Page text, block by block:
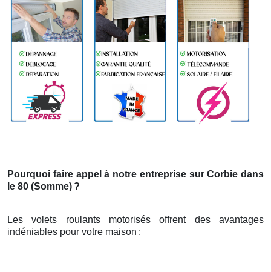
Pourquoi faire appel à notre entreprise sur Corbie dans
le 80 (Somme) ?
Les volets roulants motorisés offrent des avantages
indéniables pour votre maison :